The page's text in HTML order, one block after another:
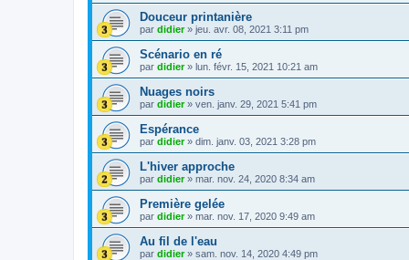
Douceur printanière
par didier» jeu. avr. 08, 2021 3:11 pm
Scénario en ré
par didier» lun. févr. 15, 2021 10:21 am
Nuages noirs
par didier» ven. janv. 29, 2021 5:41 pm
Espérance
par didier» dim. janv. 03, 2021 3:28 pm
L'hiver approche
par didier» mar. nov. 24, 2020 8:34 am
Première gelée
par didier» mar. nov. 17, 2020 9:49 am
Au fil de l'eau
par didier» sam. nov. 14, 2020 4:49 pm